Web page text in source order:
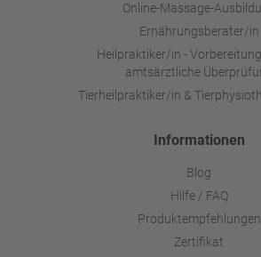
Online-Massage-
Ernährungsberater/in
Heilpraktiker/in -
amtsärztliche
Tierheilpraktiker/in &
Informationen
Blog
Hilfe / FAQ
Produktempfehlungen
Zertifikat